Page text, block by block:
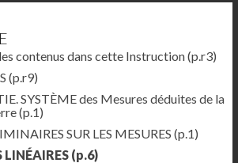
contenus dans cette Instruction(p.r3)
(p.r9)
SYSTÈME des Mesures déduites de la
(p.1)
SUR LES MESURES (p.1)
LINÉAIRES (p.6)